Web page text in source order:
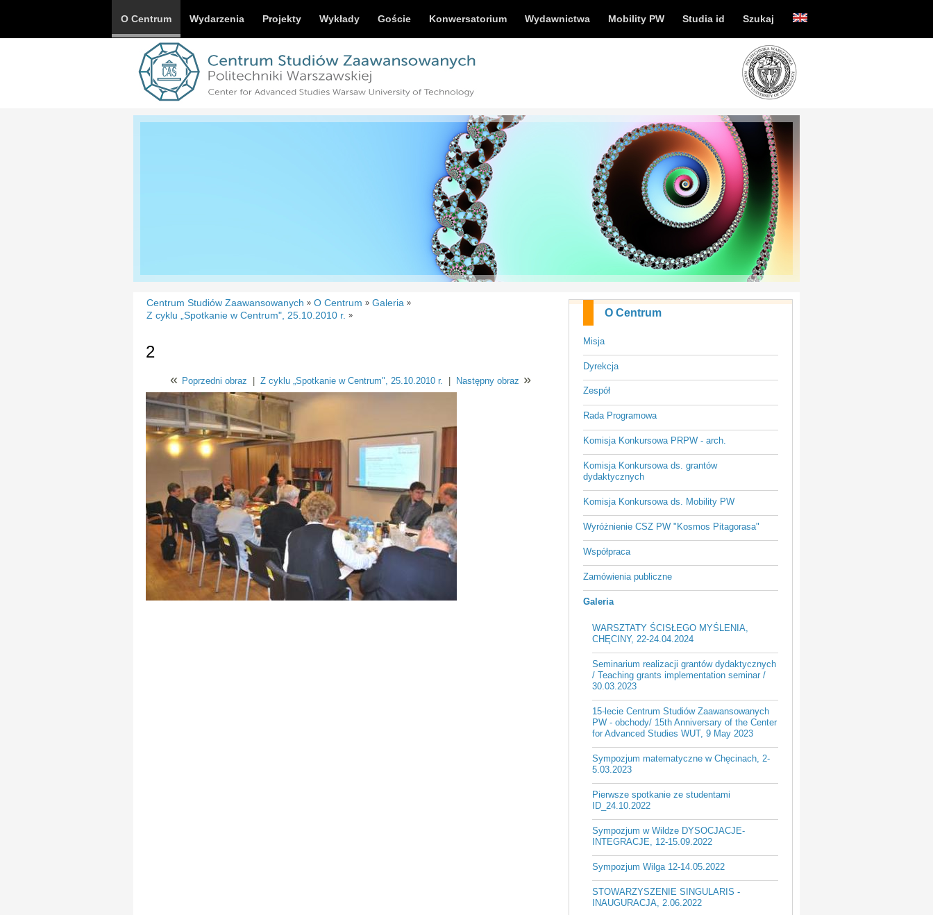
O Centrum Wydarzenia Projekty Wykłady Goście Konwersatorium Wydawnictwa Mobility PW Studia id Szukaj
O Centrum
Misja
Dyrekcja
Zespół
Rada Programowa
Komisja Konkursowa PRPW - arch.
Komisja Konkursowa ds. grantów
dydaktycznych
Komisja Konkursowa ds. Mobility PW
Wyróżnienie CSZ PW "Kosmos Pitagorasa"
Współpraca
Zamówienia publiczne
Galeria
WARSZTATY ŚCISŁEGO MYŚLENIA,
CHĘCINY, 22-24.04.2024
Seminarium realizacji grantów dydaktycznych
/ Teaching grants implementation seminar /
30.03.2023
15-lecie Centrum Studiów Zaawansowanych
PW - obchody/ 15th Anniversary of the Center
for Advanced Studies WUT, 9 May 2023
Sympozjum matematyczne w Chęcinach, 2-
5.03.2023
Pierwsze spotkanie ze studentami
ID_24.10.2022
Sympozjum w Wildze DYSOCJACJE-
INTEGRACJE, 12-15.09.2022
Sympozjum Wilga 12-14.05.2022
STOWARZYSZENIE SINGULARIS -
INAUGURACJA, 2.06.2022
Centrum Studiów Zaawansowanych » O Centrum » Galeria »
Z cyklu „Spotkanie w Centrum", 25.10.2010 r. »
2
« Poprzedni obraz Z cyklu „Spotkanie w Centrum", 25.10.2010 r. Następny obraz »